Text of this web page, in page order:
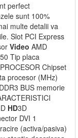
perfect
sunt 100%
multe detalii va
Slot PCI Express
Video AMD
Tip placa
Chipset
procesor (MHz)
BUS memorie
HD3D
DVI 1
(activa/pasiva)